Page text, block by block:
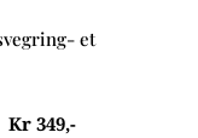
et
Kr 349,-